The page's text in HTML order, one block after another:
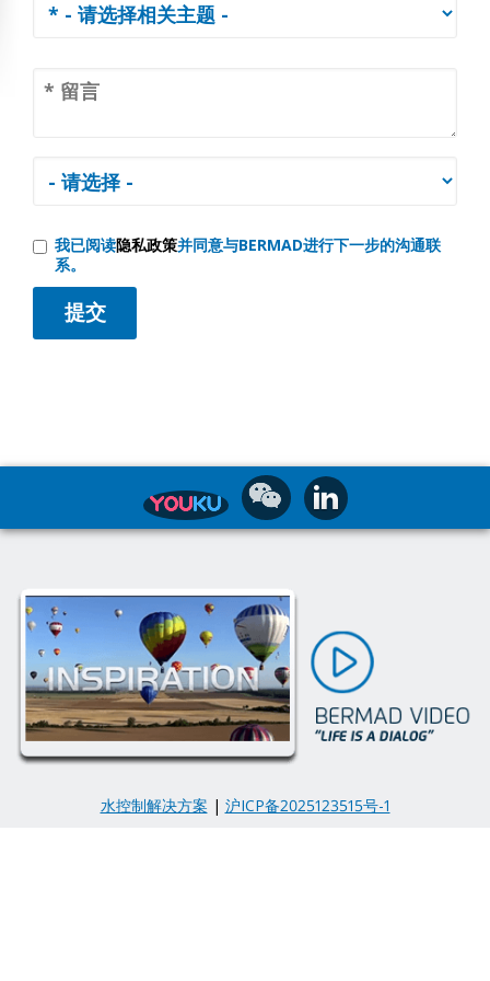
我已阅读隐私政策并同意与BERMAD进行下一步的沟通联
系。
水控制解决方案 | 沪ICP备2025123515号-1